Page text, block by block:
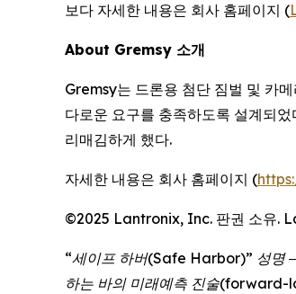
보다 자세한 내용은 회사 홈페이지 (
About Gremsy 소개
Gremsy는 드론용 첨단 짐벌 및 카
다로운 요구를 충족하도록 설계되
리매김하게 했다.
자세한 내용은 회사 홈페이지 (
©2025 Lantronix, Inc. 판권 소유.
“세이프 하버(Safe Harbor)” 성명
하는 바의 미래예측 진술(forward-